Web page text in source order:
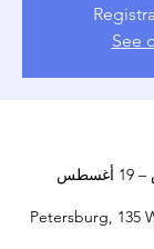
See
19 أغسطس 2027، 10:00 ص – 19 أغسطس
Petersburg, 135